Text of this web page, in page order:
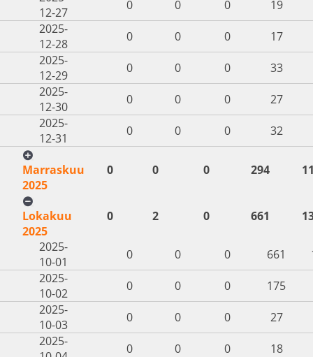
12-27
0 0 0
19
2025-
12-28
0 0 0
17
2025-
12-29
0 0 0
33
2025-
12-30
0 0 0
27
2025-
12-31
0 0 0 32
Marraskuu
2025
0 0 0 294
Lokakuu
2025
0 2 0 661
2025-
10-01
0 0 0 661
2025-
10-02
0 0 0
175
2025-
10-03
0 0 0
27
2025-
0 0 0
18